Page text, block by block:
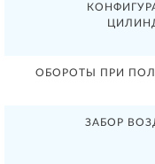
ОБОРОТЫ ПРИ
ЗАБОР